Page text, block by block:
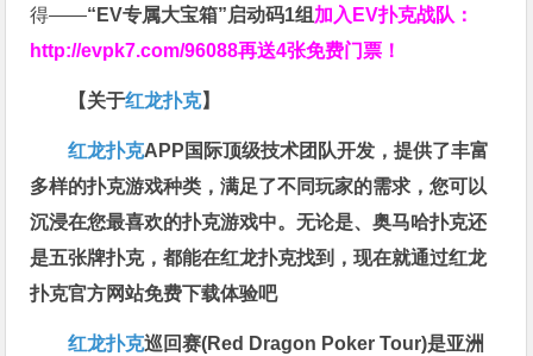
得——“EV专属大宝箱”启动码1组 加入EV扑克战队：
http://evpk7.com/96088再送4张免费门票！
【关于红龙扑克】
红龙扑克APP国际顶级技术团队开发，提供了丰富
多样的扑克游戏种类，满足了不同玩家的需求，您可以
沉浸在您最喜欢的扑克游戏中。无论是、奥马哈扑克还
是五张牌扑克，都能在红龙扑克找到，现在就通过红龙
扑克官方网站免费下载体验吧
红龙扑克巡回赛​(Red Dragon Poker Tour)是亚洲